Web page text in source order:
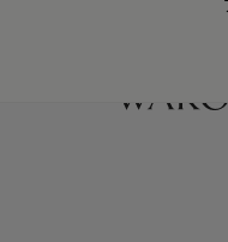
【会員様限定】夏